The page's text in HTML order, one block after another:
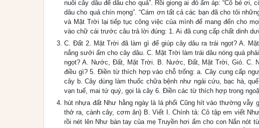
nuôi cây dâu để dâu cho quả”. Rồi giọng ai đó ấm áp: “Cô bé
dâu cho quả chín mọng”. “Cám ơn tất cả các bạn đã cho tôi
và Mặt Trời lại tiếp tục công việc của mình để mang đến cho
vào chữ cái trước câu trả lời đúng: 1. Ai đã cung cấp chất dinh
C. Đất 2. Mặt Trời đã làm gì để giúp cây dâu ra trái ngọt? A.
nắng sưởi ấm cho cây dâu. C. Mặt Trời làm trái dâu nóng quá
ngọt? A. Nước, Đất, Mặt Trời. B. Nước, Đất, Mặt Trời, Gió. C.
điều gì? 5. Điền từ thích hợp vào chỗ trống: a. Cây cung cấp
cây b. Cây dùng làm thuốc chữa bệnh như ngải cứu, bạc hà,
vạn tuế, mai tứ quý, gọi là cây 6. Điền các từ thích hợp trong
hút nhựa đất Như hằng ngày là lá phổi Cũng hít vào thường
thở ra, cành cây, cơm ăn) B. Viết I. Chính tả: Cô tập em viết
rồi nét lên Như bàn tay của mẹ Truyền hơi ấm cho con Nắn nót